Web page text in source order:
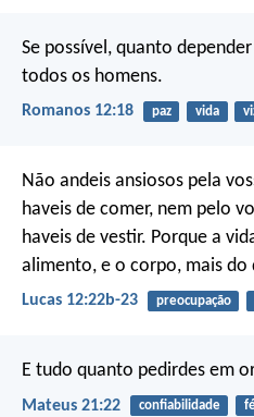
Se possível, quanto
todos os homens.
Romanos 12:18 paz vida
Não andeis ansiosos pela
haveis de comer, nem pelo
haveis de vestir. Porque a
alimento, e o corpo, mais do
Lucas 12:22b-23 preocupação
E tudo quanto pedirdes em
Mateus 21:22 confiabilidade